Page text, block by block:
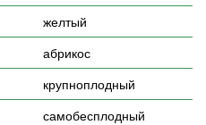
желтый
абрикос
крупноплодный
самобесплодный